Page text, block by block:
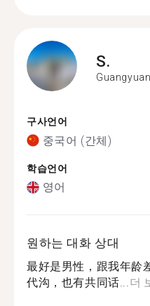
S.
Guangyuan
구사언어
중국어 (간체)
학습언어
영어
원하는 대화 상대
最好是男性，跟我年龄
代沟，也有共同话...더